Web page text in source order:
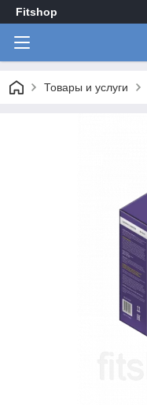
Fitshop
Товары и услуги